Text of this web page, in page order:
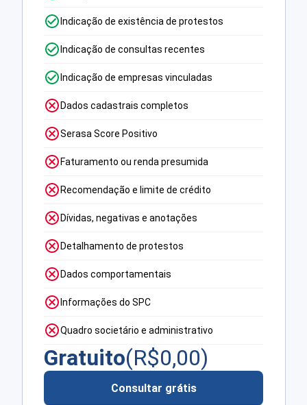
Indicação de existência de protestos
Indicação de consultas recentes
Indicação de empresas vinculadas
Dados cadastrais completos
Serasa Score Positivo
Faturamento ou renda presumida
Recomendação e limite de crédito
Dívidas, negativas e anotações
Detalhamento de protestos
Dados comportamentais
Informações do SPC
Quadro societário e administrativo
Gratuito(R$0,00)
Consultar grátis